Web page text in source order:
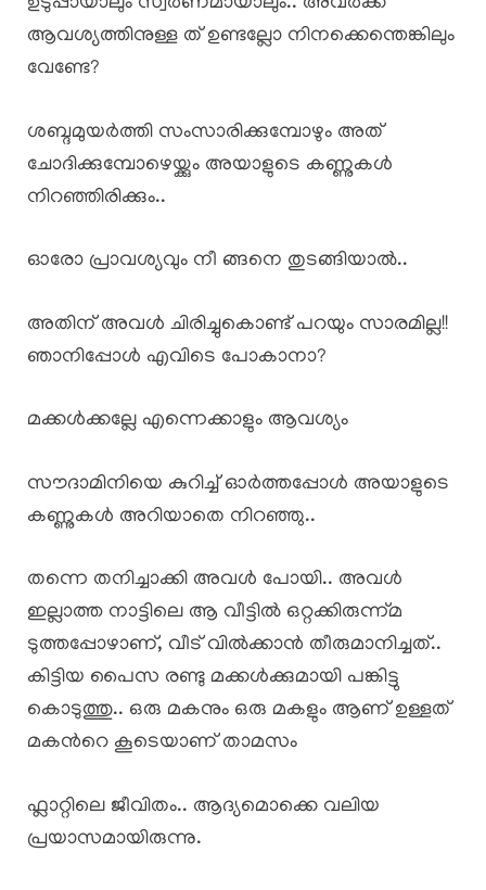
ആവശ്യത്തിനുള്ള ത് ഉണ്ടല്ലോ നിനക്കെന്തെങ്കിലും
വേണ്ടേ?
ശബ്ദമുയർത്തി സംസാരിക്കുമ്പോഴും അത്
ചോദിക്കുമ്പോഴെയ്ക്കും അയാളുടെ കണ്ണുകൾ
നിറഞ്ഞിരിക്കും..
ഓരോ പ്രാവശ്യവും നീ ങ്ങനെ തുടങ്ങിയാൽ..
അതിന് അവൾ ചിരിച്ചുകൊണ്ട് പറയും സാരമില്ല!!
ഞാനിപ്പോൾ എവിടെ പോകാനാ?
മക്കൾക്കല്ലേ എന്നെക്കാളും ആവശ്യം
സൗദാമിനിയെ കുറിച്ച് ഓർത്തപ്പോൾ അയാളുടെ
കണ്ണുകൾ അറിയാതെ നിറഞ്ഞു..
തന്നെ തനിച്ചാക്കി അവൾ പോയി.. അവൾ
ഇല്ലാത്ത നാട്ടിലെ ആ വീട്ടിൽ ഒറ്റക്കിരുന്ന്മ
ടുത്തപ്പോഴാണ്, വീട് വിൽക്കാൻ തീരുമാനിച്ചത്..
കിട്ടിയ പൈസ രണ്ടു മക്കൾക്കുമായി പങ്കിട്ടു
കൊടുത്തു.. ഒരു മകനും ഒരു മകളും ആണ് ഉള്ളത്
മകൻറെ കൂടെയാണ് താമസം
ഫ്ലാറ്റിലെ ജീവിതം.. ആദ്യമൊക്കെ വലിയ
പ്രയാസമായിരുന്നു.